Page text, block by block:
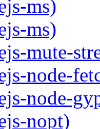
ms)
ms)
mute-
node-
node-
nopt)